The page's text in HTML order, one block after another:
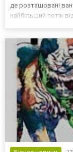
де розташовані
найбільший потік